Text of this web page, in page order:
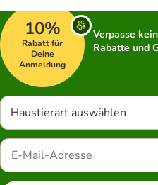
10%
Rabatt für
Deine
Anmeldung
Verpasse
Rabatte und
Haustierart auswählen